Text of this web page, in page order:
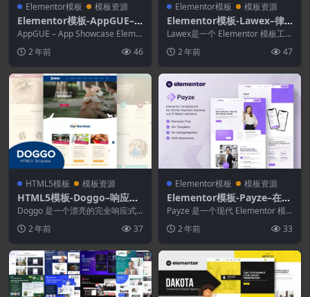
Elementor模板 模板资源
Elementor模板-AppGUE–
移动应用展示Elementor Pr
o模板套件
AppGUE – App Showcase Eleme
2 年前 46
Elementor模板 模板资源
Elementor模板-Lawex–律
师和律师Elementor模板工
具包
Lawex是一个 Elementor 模板工
2 年前 47
HTML5模板 模板资源
HTML5模板-Doggo–响应式
HTML5模板
Doggo 是一个漂亮的完全响应式
单页 HTML 模板，适用于任何宠
物或动物相关...
2 年前 37
Elementor模板 模板资源
Elementor模板-Payze–在线
支付网关和电子钱包Elemen
tor模板工具包
Payze 是一个现代 Elementor 模
板工具包，用于为在线支付网关、
电子...2 年前 33